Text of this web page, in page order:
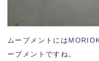
ムーブメントには
ーブメントですね。